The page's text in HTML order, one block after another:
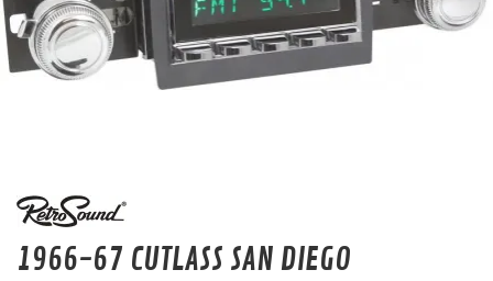
Zealum ZK 2,5 BL-SR
2,5 mm högtalarkabel i rent koppar
1966-67 CUTLASS SAN DIEGO